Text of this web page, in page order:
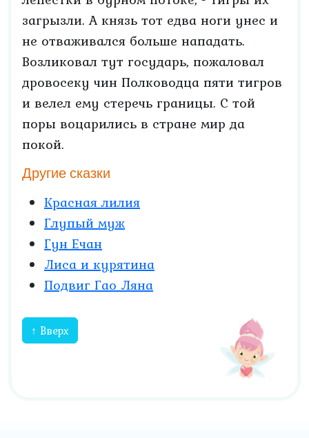
загрызли. А князь тот едва ноги унес и
не отваживался больше нападать.
Возликовал тут государь, пожаловал
дровосеку чин Полководца пяти тигров
и велел ему стеречь границы. С той
поры воцарились в стране мир да
покой.
Другие сказки
Красная лилия
Глупый муж
Гун Ечан
Лиса и курятина
Подвиг Гао Ляна
↑ Вверх